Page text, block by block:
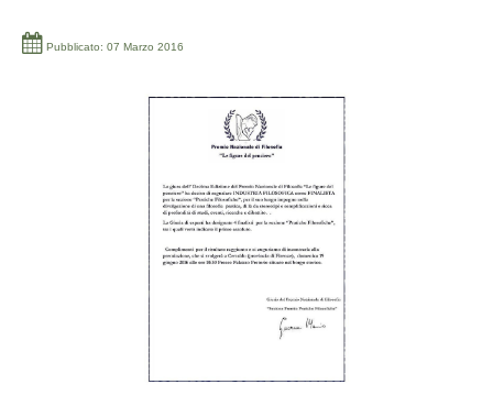
Pubblicato: 07 Marzo 2016